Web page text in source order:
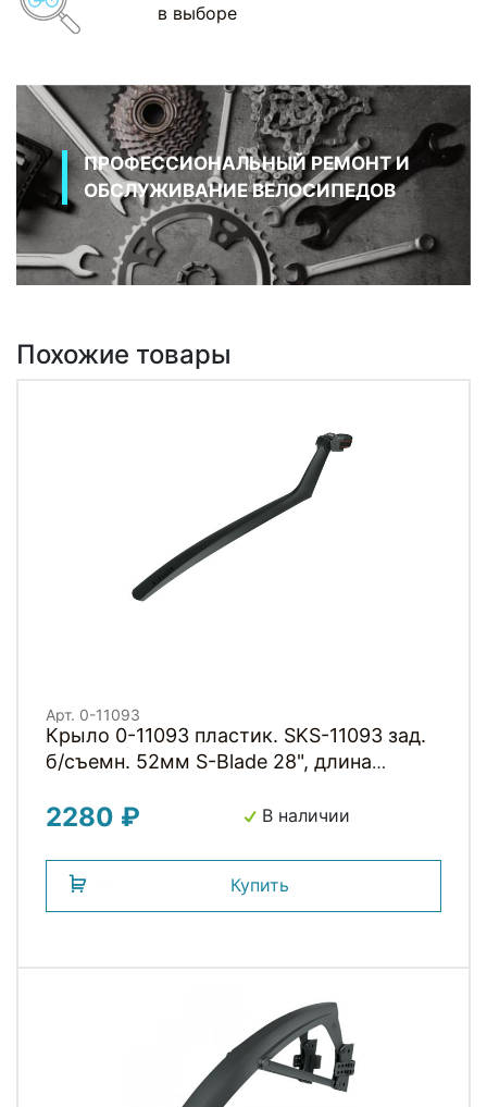
в выборе
ПРОФЕССИОНАЛЬНЫЙ РЕМОНТ И
ОБСЛУЖИВАНИЕ ВЕЛОСИПЕДОВ
Похожие товары
Арт. 0-11093
Крыло 0-11093 пластик. SKS-11093 зад.
б/съемн. 52мм S-Blade 28", длина
2280 ₽ В наличии
Купить